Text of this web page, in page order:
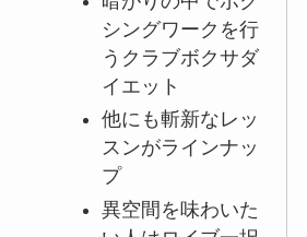
シングワークを行
うクラブボクサダ
イエット
他にも斬新なレッ
スンがラインナッ
プ
異空間を味わいた